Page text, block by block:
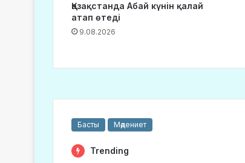
Қазақстанда Абай күнін қалай
атап өтеді
9.08.2026